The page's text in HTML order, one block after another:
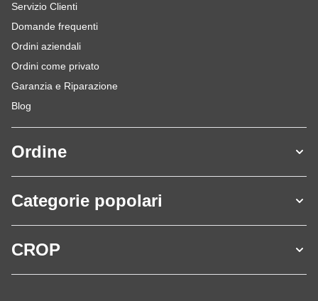
Servizio Clienti
Domande frequenti
Ordini aziendali
Ordini come privato
Garanzia e Riparazione
Blog
Ordine
Categorie popolari
CROP